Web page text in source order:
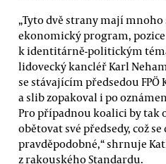
„Tyto dvě strany mají
ekonomický program,
k identitárně-politickým
lidovecký kancléř Karl
se stávajícím předsedou
a slib zopakoval i po
Pro případnou koalici by tak
obětovat své předsedy, což
pravděpodobné,“ shrnuje
z rakouského Standardu.